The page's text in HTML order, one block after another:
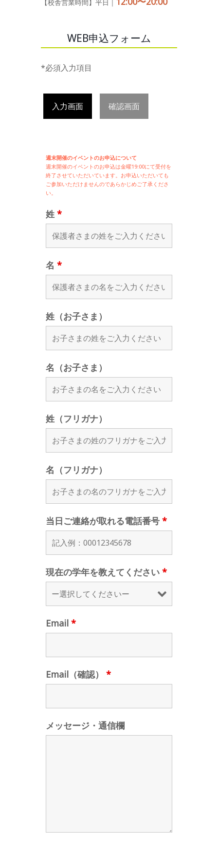
【校舎営業時間】平日｜
WEB申込フォーム
*必須入力項目
入力画面 確認画面
週末開催のイベントのお申込について
週末開催のイベントのお申込は金曜19:00にて受付を
終了させていただいています。お申込いただいても
ご参加いただけませんのであらかじめご了承くださ
い。
姓 *
名 *
姓（お子さま）
名（お子さま）
姓（フリガナ）
名（フリガナ）
当日ご連絡が取れる電話番号 *
現在の学年を教えてください *
Email *
Email（確認） *
メッセージ・通信欄